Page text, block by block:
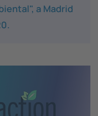
a Madrid